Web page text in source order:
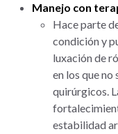
Manejo con
Hace parte
condición y
luxación de
en los que
quirúrgicos.
estabilidad